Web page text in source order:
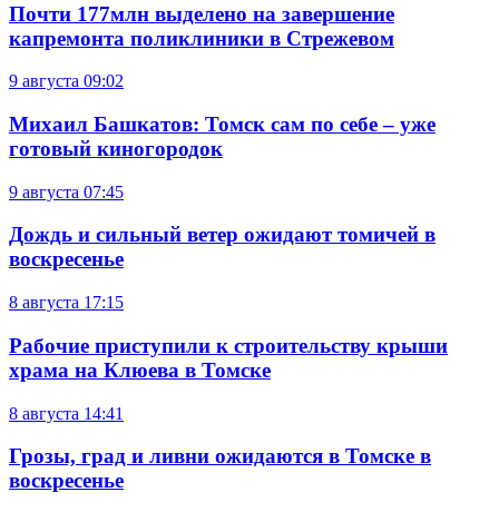
Почти 177млн выделено на завершение
капремонта поликлиники в Стрежевом
9 августа 09:02
Михаил Башкатов: Томск сам по себе – уже
готовый киногородок
9 августа 07:45
Дождь и сильный ветер ожидают томичей в
воскресенье
8 августа 17:15
Рабочие приступили к строительству крыши
храма на Клюева в Томске
8 августа 14:41
Грозы, град и ливни ожидаются в Томске в
воскресенье